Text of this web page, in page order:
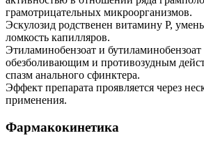
грамотрицательных микроорганизмов.
Эскулозид родственен витамину Р,
ломкость капилляров.
Этиламинобензоат и
обезболивающим и противозудным
спазм анального сфинктера.
Эффект препарата проявляется через
применения.
Фармакокинетика